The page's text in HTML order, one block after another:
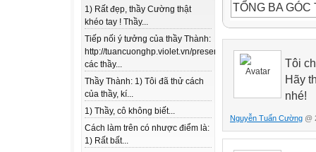
1) Rất đẹp, thầy Cường thật
khéo tay ! Thầy...
Tiếp nối ý tưởng của thầy Thành:
http://tuancuonghp.violet.vn/present/show/entry_id/
các thầy...
Thầy Thành: 1) Tôi đã thử cách
của thầy, kí...
1) Thầy, cô không biết...
Cách làm trên có nhược điểm là:
1) Rất bất...
TỔNG BA GÓC
CẮT ĐẾN ĐÂU
CẮT XONG
Tôi
Hãy
nhé!
Nguyễn Tuấn Cường @